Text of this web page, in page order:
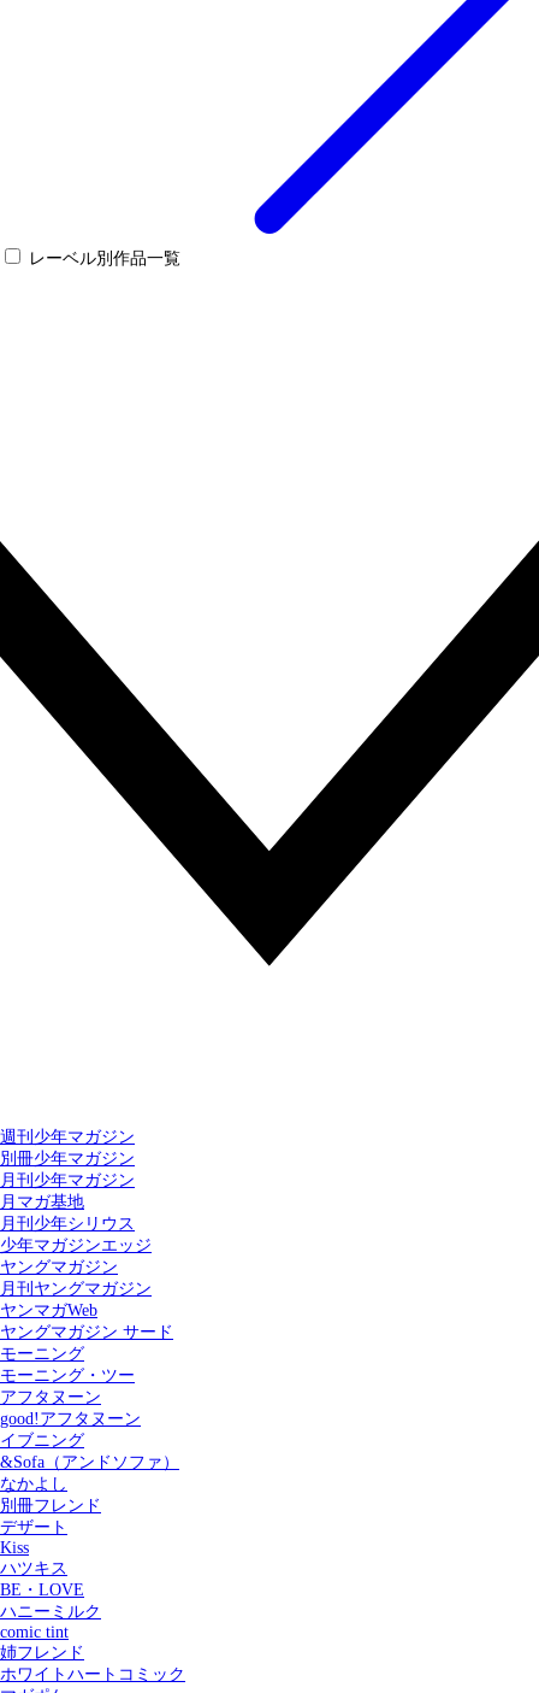
レーベル別作品一覧
週刊少年マガジン
別冊少年マガジン
月刊少年マガジン
月マガ基地
月刊少年シリウス
少年マガジンエッジ
ヤングマガジン
月刊ヤングマガジン
ヤンマガWeb
ヤングマガジン サード
モーニング
モーニング・ツー
アフタヌーン
good!アフタヌーン
イブニング
&Sofa（アンドソファ）
なかよし
別冊フレンド
デザート
Kiss
ハツキス
BE・LOVE
ハニーミルク
comic tint
姉フレンド
ホワイトハートコミック